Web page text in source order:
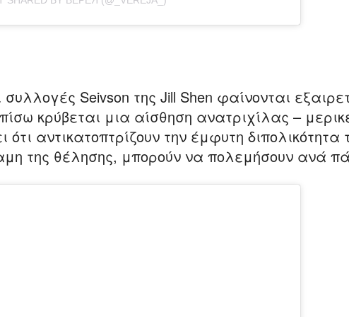
Seivson της Jill Shen φαίνονται
κρύβεται μια αίσθηση ανατριχίλας –
ότι αντικατοπτρίζουν την έμφυτη
της θέλησης, μπορούν να πολεμήσουν ανά